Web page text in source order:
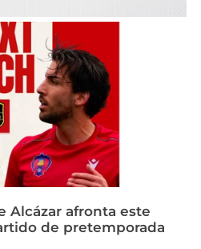
Alcázar afronta este
de pretemporada